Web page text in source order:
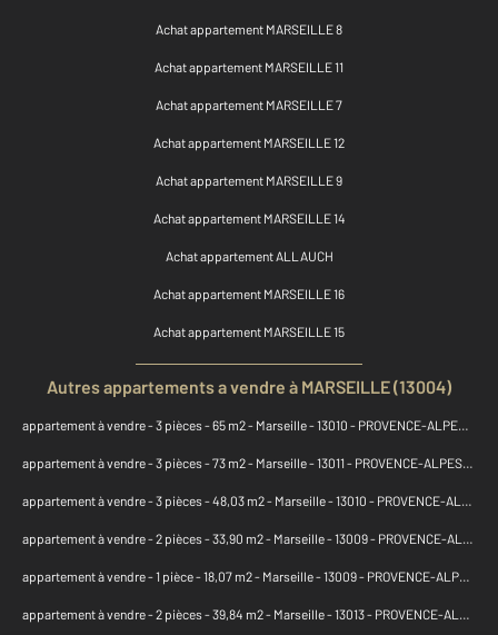
Achat appartement MARSEILLE 8
Achat appartement MARSEILLE 11
Achat appartement MARSEILLE 7
Achat appartement MARSEILLE 12
Achat appartement MARSEILLE 9
Achat appartement MARSEILLE 14
Achat appartement ALLAUCH
Achat appartement MARSEILLE 16
Achat appartement MARSEILLE 15
Autres appartements a vendre à MARSEILLE (13004)